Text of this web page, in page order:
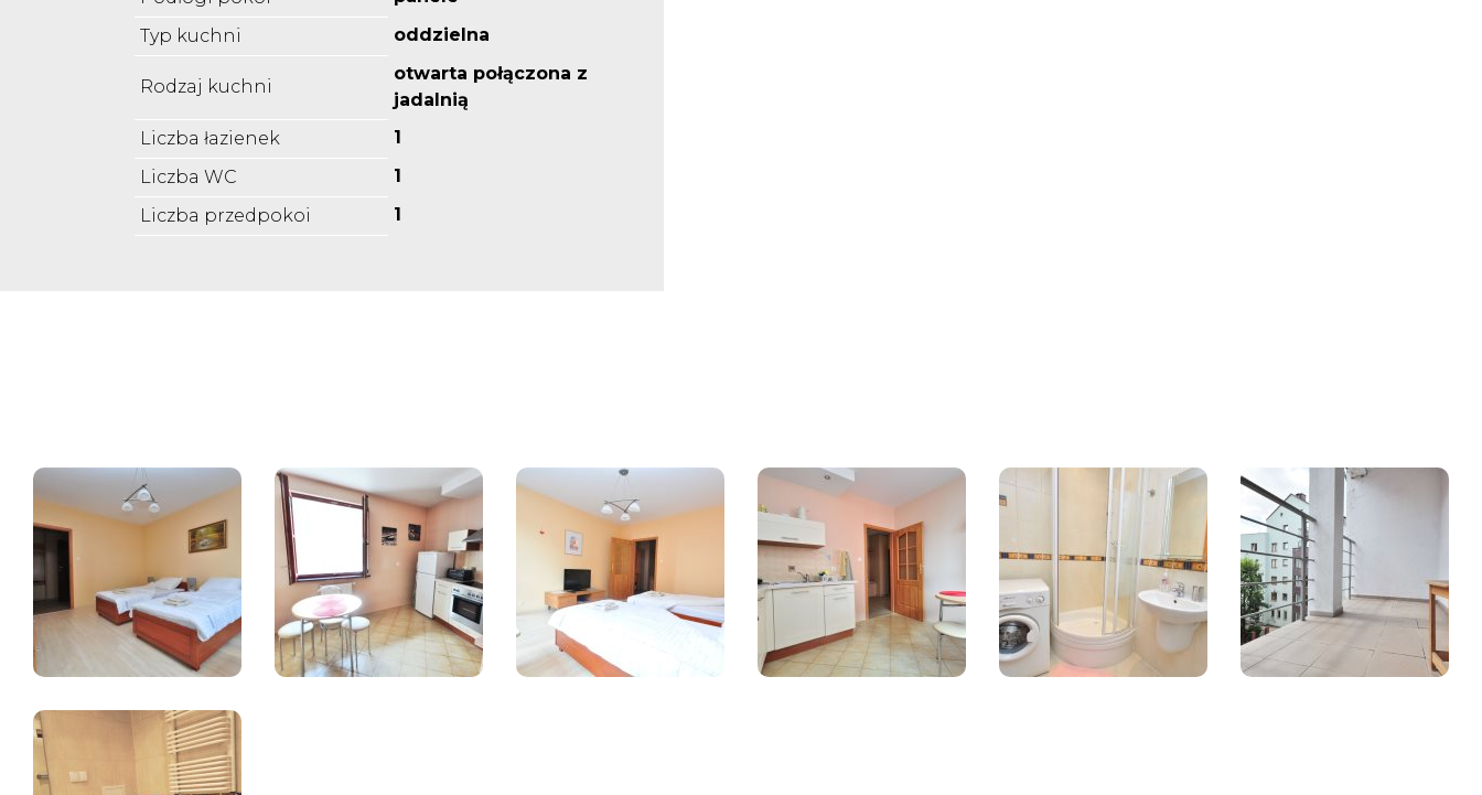
Typ kuchni
oddzielna
Rodzaj kuchni
otwarta połączona z
jadalnią
Liczba łazienek
1
Liczba WC
1
Liczba przedpokoi
1